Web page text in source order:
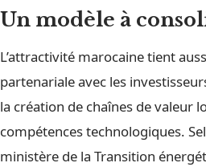
Un modèle à
L’attractivité marocaine tient
partenariale avec les
la création de chaînes de valeur
compétences technologiques.
ministère de la Transition